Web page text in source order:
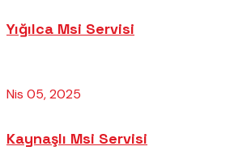
Yığılca Msi Servisi
Nis 05, 2025
Kaynaşlı Msi Servisi